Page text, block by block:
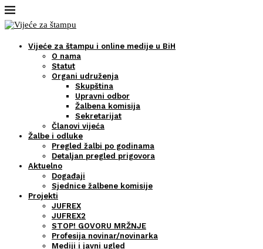
Vijeće za štampu i online medije u BiH
O nama
Statut
Organi udruženja
Skupština
Upravni odbor
Žalbena komisija
Sekretarijat
Članovi vijeća
Žalbe i odluke
Pregled žalbi po godinama
Detaljan pregled prigovora
Aktuelno
Događaji
Sjednice žalbene komisije
Projekti
JUFREX
JUFREX2
STOP! GOVORU MRŽNJE
Profesija novinar/novinarka
Mediji i javni ugled